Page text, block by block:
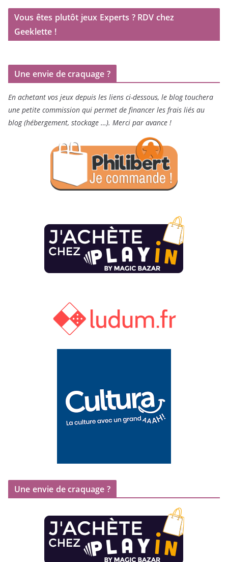
Vous êtes plutôt jeux Experts ? RDV chez
Geeklette !
Une envie de craquage ?
En achetant vos jeux depuis les liens ci-dessous, le blog touchera
une petite commission qui permet de financer les frais liés au
blog (hébergement, stockage …). Merci par avance !
Une envie de craquage ?